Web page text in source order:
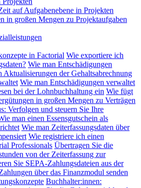
auf Aufgabenebene in Projekten
in großen Mengen zu Projektaufgaben
in Factorial Wie exportiere ich
Wie man Entschädigungen
Aktualisierungen der Gehaltsabrechnung
Wie man Entschädigungen verwaltet
bei der Lohnbuchhaltung ein Wie fügt
in großen Mengen zu Verträgen
Verfolgen und steuern Sie Ihre
man einen Essensgutschein als
Wie man Zeiterfassungsdaten über
Wie registriere ich einen
Professionals Übertragen Sie die
von der Zeiterfassung zur
Sie SEPA-Zahlungsdateien aus der
über das Finanzmodul senden
Buchhalter:innen: